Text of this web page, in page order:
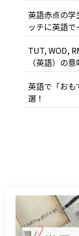
英語赤点の
ッチに英語
TUT, WOD,
（英語）の
英語で「お
選！